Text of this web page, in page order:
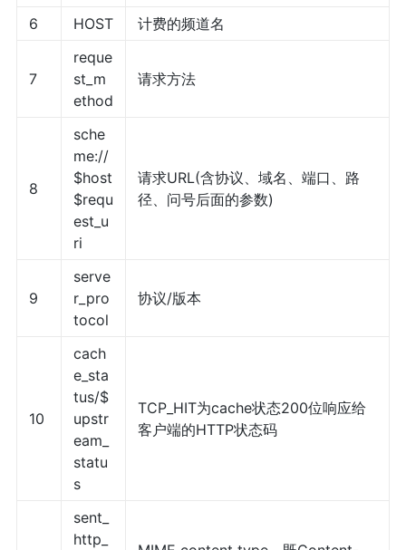
6
HOST 计费的频道名
7
reque
st_m
ethod
请求方法
8
sche
me://
$host
$requ
est_u
ri
请求URL(含协议、域名、端口、路
径、问号后面的参数)
9
serve
r_pro
tocol
协议/版本
10
cach
e_sta
tus/$
upstr
eam_
statu
s
TCP_HIT为cache状态200位响应给
客户端的HTTP状态码
sent_
http_